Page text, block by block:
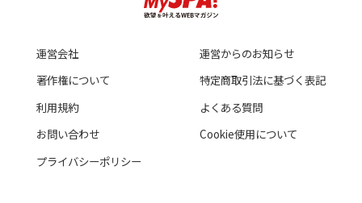
運営会社
運営からのお知らせ
著作権について
特定商取引法に基づく表記
利用規約
よくある質問
お問い合わせ
Cookie使用について
プライバシーポリシー